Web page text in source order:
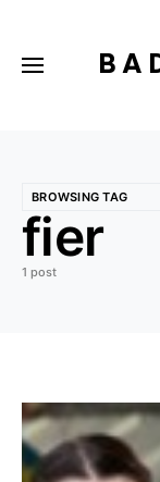
BROWSING TAG
fier
1 post